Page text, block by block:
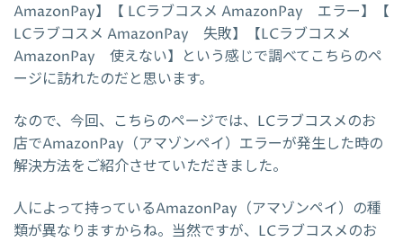
AmazonPay】【 LCラブコスメ AmazonPay エラー】【
LCラブコスメ AmazonPay 失敗】【LCラブコスメ
AmazonPay 使えない】という感じで調べてこちらのペ
ージに訪れたのだと思います。
なので、今回、こちらのページでは、LCラブコスメのお
店でAmazonPay（アマゾンペイ）エラーが発生した時の
解決方法をご紹介させていただきました。
人によって持っているAmazonPay（アマゾンペイ）の種
類が異なりますからね。当然ですが、LCラブコスメのお